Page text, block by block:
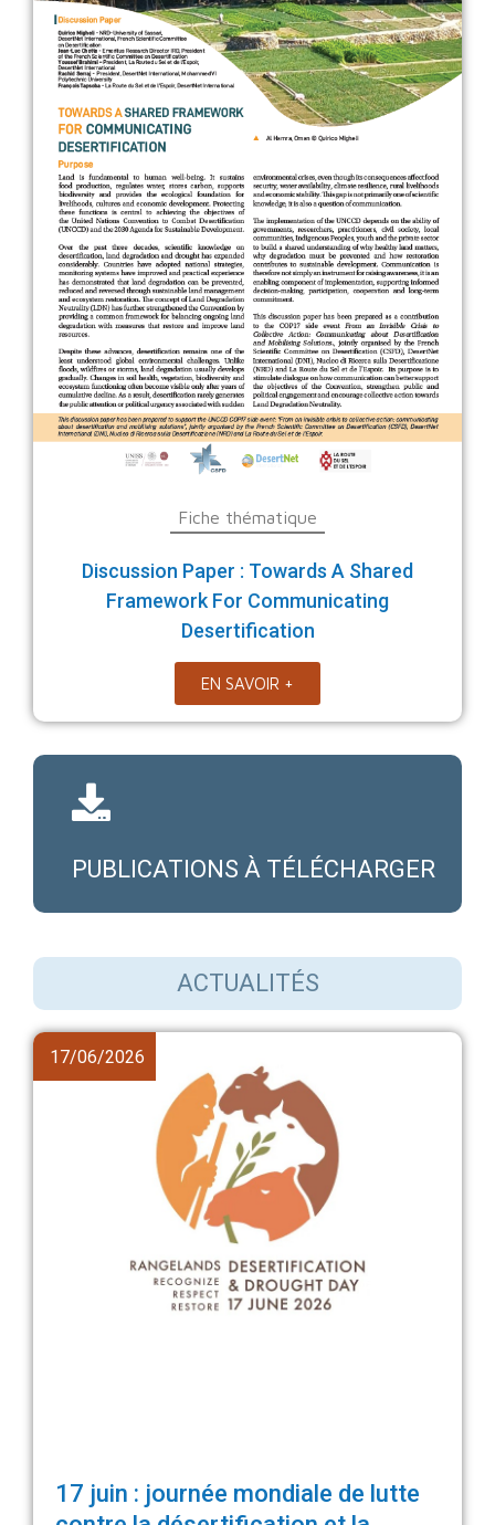
Fiche thématique
Discussion Paper : Towards A Shared
Framework For Communicating
Desertification
EN SAVOIR +
PUBLICATIONS À TÉLÉCHARGER
ACTUALITÉS
17/06/2026
17 juin : journée mondiale de lutte